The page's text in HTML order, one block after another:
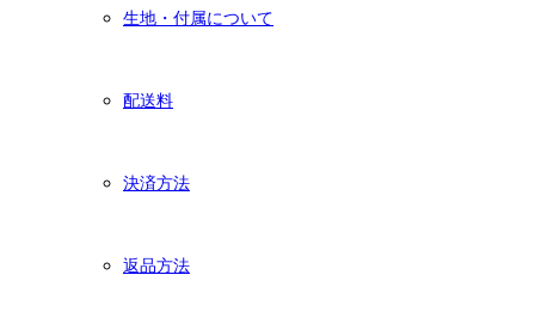
生地・付属について
配送料
決済方法
返品方法